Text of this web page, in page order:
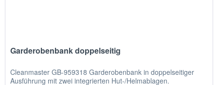
Garderobenbank doppelseitig
Cleanmaster GB-959318 Garderobenbank in doppelseitiger
Ausführung mit zwei integrierten Hut-/Helmablagen.